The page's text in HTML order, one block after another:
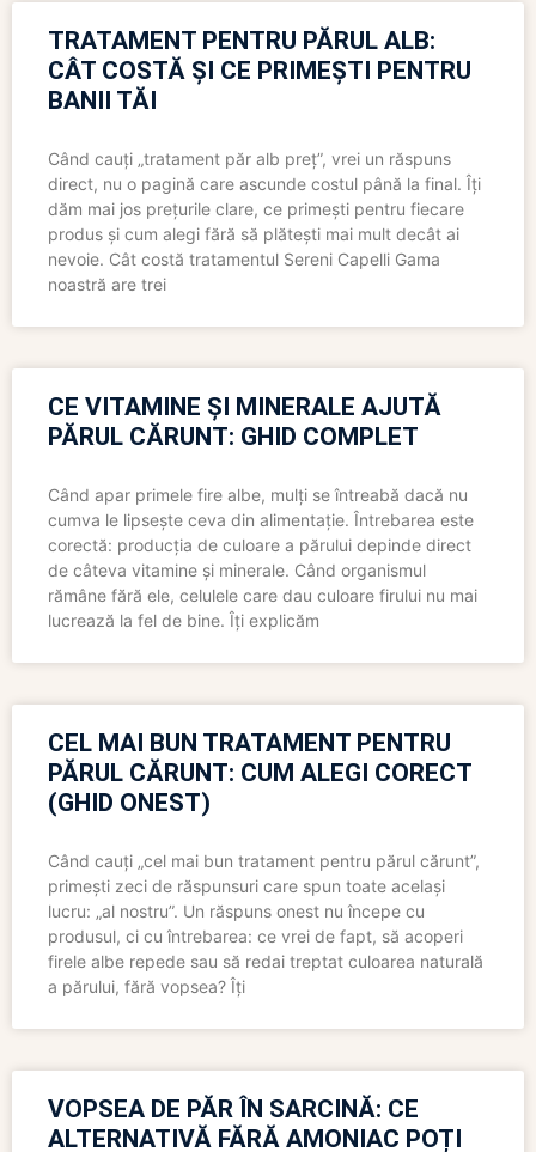
TRATAMENT PENTRU PĂRUL ALB:
CÂT COSTĂ ȘI CE PRIMEȘTI PENTRU
BANII TĂI
Când cauți „tratament păr alb preț”, vrei un răspuns
direct, nu o pagină care ascunde costul până la final. Îți
dăm mai jos prețurile clare, ce primești pentru fiecare
produs și cum alegi fără să plătești mai mult decât ai
nevoie. Cât costă tratamentul Sereni Capelli Gama
noastră are trei
CE VITAMINE ȘI MINERALE AJUTĂ
PĂRUL CĂRUNT: GHID COMPLET
Când apar primele fire albe, mulți se întreabă dacă nu
cumva le lipsește ceva din alimentație. Întrebarea este
corectă: producția de culoare a părului depinde direct
de câteva vitamine și minerale. Când organismul
rămâne fără ele, celulele care dau culoare firului nu mai
lucrează la fel de bine. Îți explicăm
CEL MAI BUN TRATAMENT PENTRU
PĂRUL CĂRUNT: CUM ALEGI CORECT
(GHID ONEST)
Când cauți „cel mai bun tratament pentru părul cărunt”,
primești zeci de răspunsuri care spun toate același
lucru: „al nostru”. Un răspuns onest nu începe cu
produsul, ci cu întrebarea: ce vrei de fapt, să acoperi
firele albe repede sau să redai treptat culoarea naturală
a părului, fără vopsea? Îți
VOPSEA DE PĂR ÎN SARCINĂ: CE
ALTERNATIVĂ FĂRĂ AMONIAC POȚI